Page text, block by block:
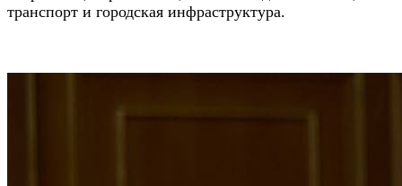
транспорт и городская инфраструктура.